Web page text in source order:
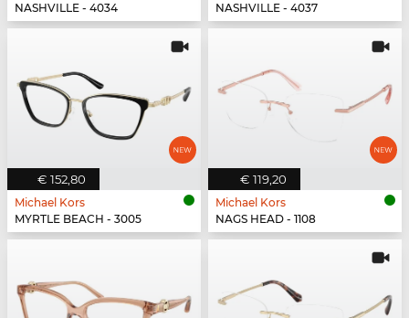
NASHVILLE - 4034
NASHVILLE - 4037
€ 152,80
Michael Kors
MYRTLE BEACH - 3005
€ 119,20
Michael Kors
NAGS HEAD - 1108